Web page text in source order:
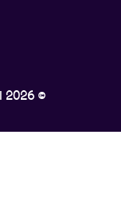
2026 ©